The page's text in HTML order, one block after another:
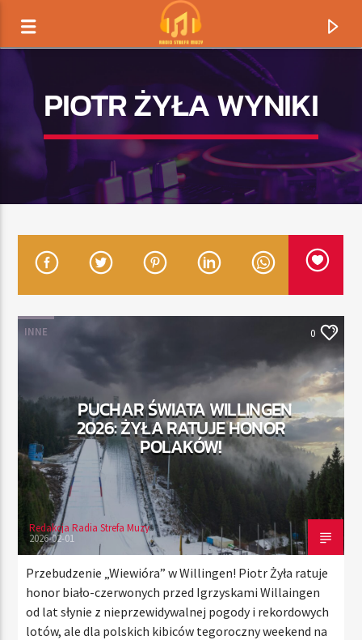
TYTUŁ
RADIO STREFA MUZY
00:00 10:00
PIOTR ŻYŁA WYNIKI
INNE 0
PUCHAR ŚWIATA WILLINGEN
2026: ŻYŁA RATUJE HONOR
POLAKÓW!
Redakcja Radia Strefa Muzy
2026-02-01
Przebudzenie „Wiewióra” w Willingen! Piotr Żyła ratuje
honor biało-czerwonych przed Igrzyskami Willaingen
od lat słynie z nieprzewidywalnej pogody i rekordowych
lotów, ale dla polskich kibiców tegoroczny weekend na